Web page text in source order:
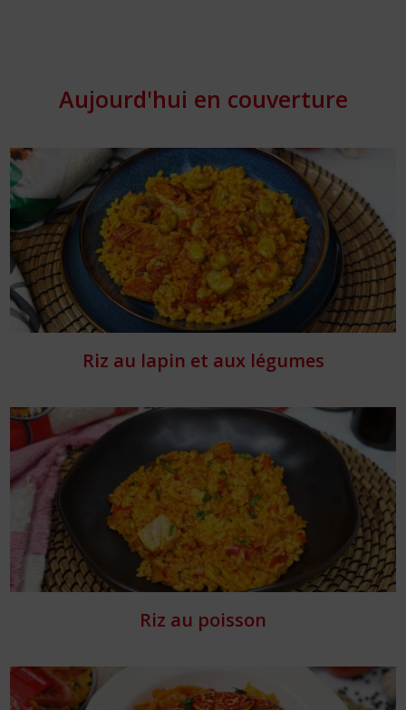
Aujourd'hui en couverture
Riz au lapin et aux légumes
Riz au poisson